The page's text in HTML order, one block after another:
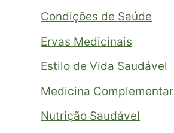
Condições de Saúde
Ervas Medicinais
Estilo de Vida Saudável
Medicina Complementar
Nutrição Saudável